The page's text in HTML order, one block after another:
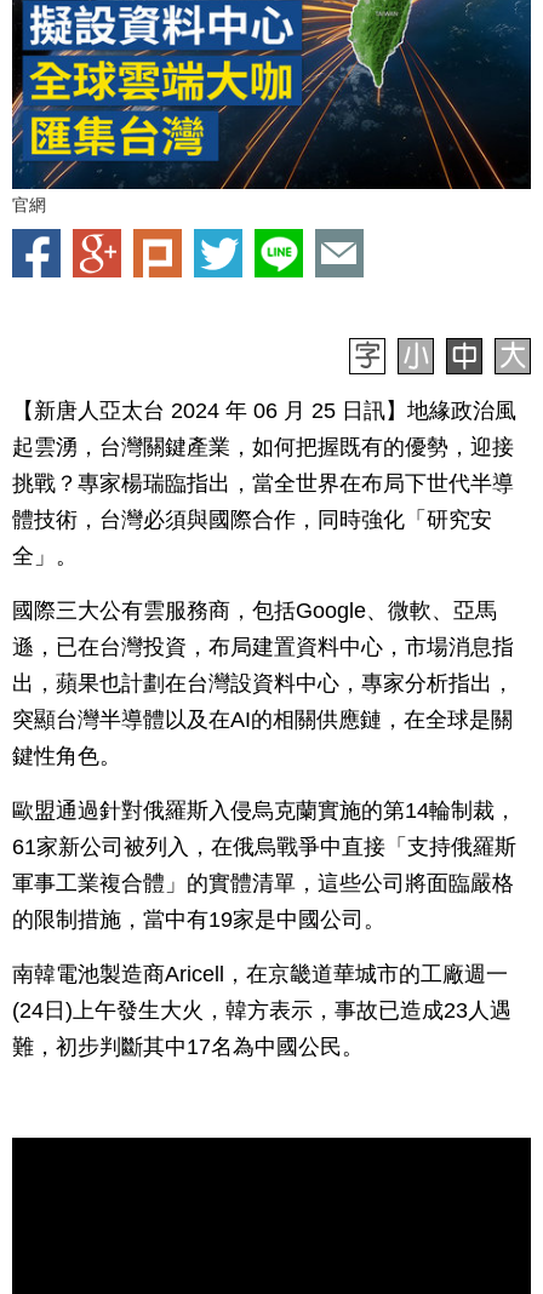
官網
【新唐人亞太台 2024 年 06 月 25 日訊】地緣政治風
起雲湧，台灣關鍵產業，如何把握既有的優勢，迎接
挑戰？專家楊瑞臨指出，當全世界在布局下世代半導
體技術，台灣必須與國際合作，同時強化「研究安
全」。
國際三大公有雲服務商，包括Google、微軟、亞馬
遜，已在台灣投資，布局建置資料中心，市場消息指
出，蘋果也計劃在台灣設資料中心，專家分析指出，
突顯台灣半導體以及在AI的相關供應鏈，在全球是關
鍵性角色。
歐盟通過針對俄羅斯入侵烏克蘭實施的第14輪制裁，
61家新公司被列入，在俄烏戰爭中直接「支持俄羅斯
軍事工業複合體」的實體清單，這些公司將面臨嚴格
的限制措施，當中有19家是中國公司。
南韓電池製造商Aricell，在京畿道華城市的工廠週一
(24日)上午發生大火，韓方表示，事故已造成23人遇
難，初步判斷其中17名為中國公民。